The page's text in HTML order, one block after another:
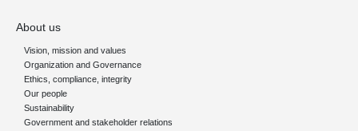
About us
Vision, mission and values
Organization and Governance
Ethics, compliance, integrity
Our people
Sustainability
Government and stakeholder relations